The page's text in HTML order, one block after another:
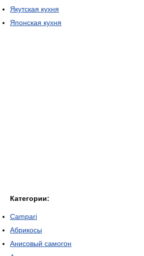
Якутская кухня
Японская кухня
Категории:
Campari
Абрикосы
Анисовый самогон